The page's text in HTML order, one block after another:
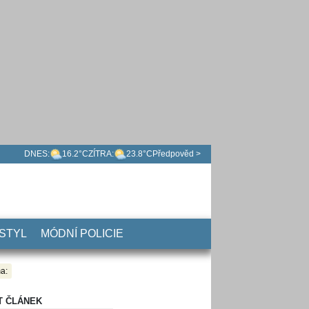
DNES: 16.2°CZÍTRA: 23.8°C Předpověd >
MÓDNÍ POLICIE
ČLÁNEK